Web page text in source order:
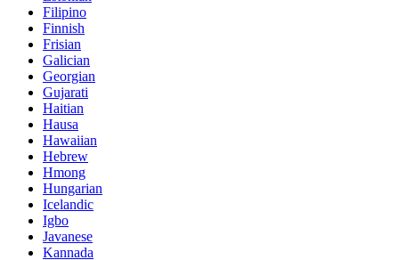
Filipino
Finnish
Frisian
Galician
Georgian
Gujarati
Haitian
Hausa
Hawaiian
Hebrew
Hmong
Hungarian
Icelandic
Igbo
Javanese
Kannada